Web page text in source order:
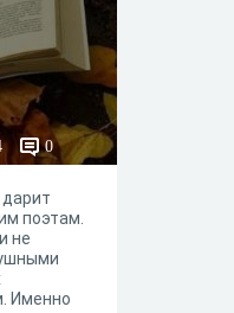
0
поэтам.
не
Именно